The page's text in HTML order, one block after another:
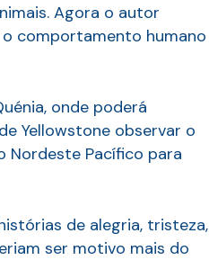
Agora o autor
comportamento humano
onde poderá
Yellowstone observar o
Nordeste Pacífico para
de alegria, tristeza,
ser motivo mais do